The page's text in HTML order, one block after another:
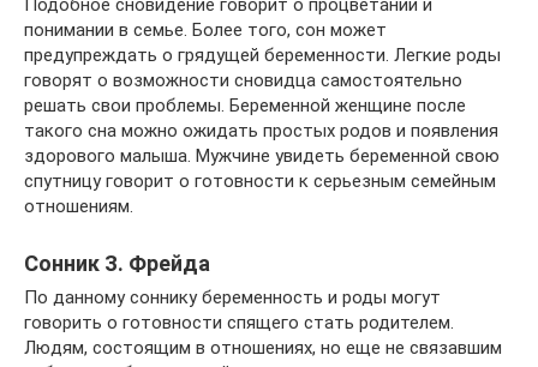
понимании в семье. Более того, сон может
предупреждать о грядущей беременности. Легкие роды
говорят о возможности сновидца самостоятельно
решать свои проблемы. Беременной женщине после
такого сна можно ожидать простых родов и появления
здорового малыша. Мужчине увидеть беременной свою
спутницу говорит о готовности к серьезным семейным
отношениям.
Сонник З. Фрейда
По данному соннику беременность и роды могут
говорить о готовности спящего стать родителем.
Людям, состоящим в отношениях, но еще не связавшим